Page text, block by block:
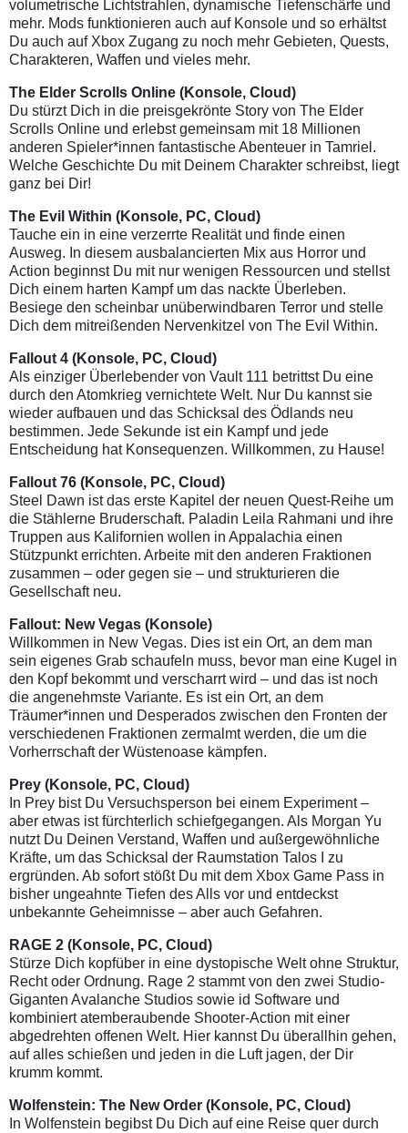
volumetrische Lichtstrahlen, dynamische Tiefenschärfe und
mehr. Mods funktionieren auch auf Konsole und so erhältst
Du auch auf Xbox Zugang zu noch mehr Gebieten, Quests,
Charakteren, Waffen und vieles mehr.
The Elder Scrolls Online (Konsole, Cloud)
Du stürzt Dich in die preisgekrönte Story von The Elder
Scrolls Online und erlebst gemeinsam mit 18 Millionen
anderen Spieler*innen fantastische Abenteuer in Tamriel.
Welche Geschichte Du mit Deinem Charakter schreibst, liegt
ganz bei Dir!
The Evil Within (Konsole, PC, Cloud)
Tauche ein in eine verzerrte Realität und finde einen
Ausweg. In diesem ausbalancierten Mix aus Horror und
Action beginnst Du mit nur wenigen Ressourcen und stellst
Dich einem harten Kampf um das nackte Überleben.
Besiege den scheinbar unüberwindbaren Terror und stelle
Dich dem mitreißenden Nervenkitzel von The Evil Within.
Fallout 4 (Konsole, PC, Cloud)
Als einziger Überlebender von Vault 111 betrittst Du eine
durch den Atomkrieg vernichtete Welt. Nur Du kannst sie
wieder aufbauen und das Schicksal des Ödlands neu
bestimmen. Jede Sekunde ist ein Kampf und jede
Entscheidung hat Konsequenzen. Willkommen, zu Hause!
Fallout 76 (Konsole, PC, Cloud)
Steel Dawn ist das erste Kapitel der neuen Quest-Reihe um
die Stählerne Bruderschaft. Paladin Leila Rahmani und ihre
Truppen aus Kalifornien wollen in Appalachia einen
Stützpunkt errichten. Arbeite mit den anderen Fraktionen
zusammen – oder gegen sie – und strukturieren die
Gesellschaft neu.
Fallout: New Vegas (Konsole)
Willkommen in New Vegas. Dies ist ein Ort, an dem man
sein eigenes Grab schaufeln muss, bevor man eine Kugel in
den Kopf bekommt und verscharrt wird – und das ist noch
die angenehmste Variante. Es ist ein Ort, an dem
Träumer*innen und Desperados zwischen den Fronten der
verschiedenen Fraktionen zermalmt werden, die um die
Vorherrschaft der Wüstenoase kämpfen.
Prey (Konsole, PC, Cloud)
In Prey bist Du Versuchsperson bei einem Experiment –
aber etwas ist fürchterlich schiefgegangen. Als Morgan Yu
nutzt Du Deinen Verstand, Waffen und außergewöhnliche
Kräfte, um das Schicksal der Raumstation Talos I zu
ergründen. Ab sofort stößt Du mit dem Xbox Game Pass in
bisher ungeahnte Tiefen des Alls vor und entdeckst
unbekannte Geheimnisse – aber auch Gefahren.
RAGE 2 (Konsole, PC, Cloud)
Stürze Dich kopfüber in eine dystopische Welt ohne Struktur,
Recht oder Ordnung. Rage 2 stammt von den zwei Studio-
Giganten Avalanche Studios sowie id Software und
kombiniert atemberaubende Shooter-Action mit einer
abgedrehten offenen Welt. Hier kannst Du überallhin gehen,
auf alles schießen und jeden in die Luft jagen, der Dir
krumm kommt.
Wolfenstein: The New Order (Konsole, PC, Cloud)
In Wolfenstein begibst Du Dich auf eine Reise quer durch